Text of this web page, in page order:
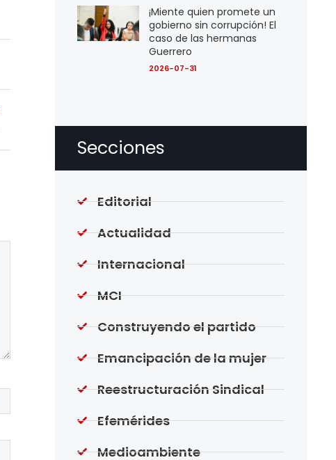
¡Miente quien promete un
gobierno sin corrupción! El
caso de las hermanas
Guerrero
2026-07-31
Secciones
Editorial
Actualidad
Internacional
MCI
Construyendo el partido
Emancipación de la mujer
Reestructuración Sindical
Efemérides
Medioambiente